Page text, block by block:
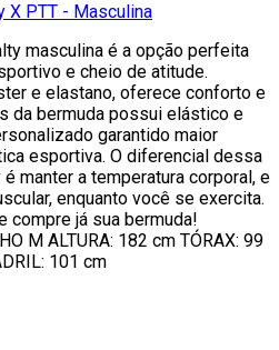
X PTT - Masculina
masculina é a opção perfeita
e cheio de atitude.
e elastano, oferece conforto e
da bermuda possui elástico e
garantido maior
esportiva. O diferencial dessa
manter a temperatura corporal, e
enquanto você se exercita.
compre já sua bermuda!
M ALTURA: 182 cm TÓRAX: 99
101 cm